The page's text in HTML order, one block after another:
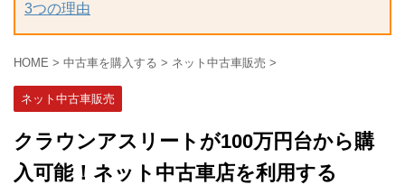
3つの理由
HOME > 中古車を購入する > ネット中古車販売 >
ネット中古車販売
クラウンアスリートが100万円台から購
入可能！ネット中古車店を利用する